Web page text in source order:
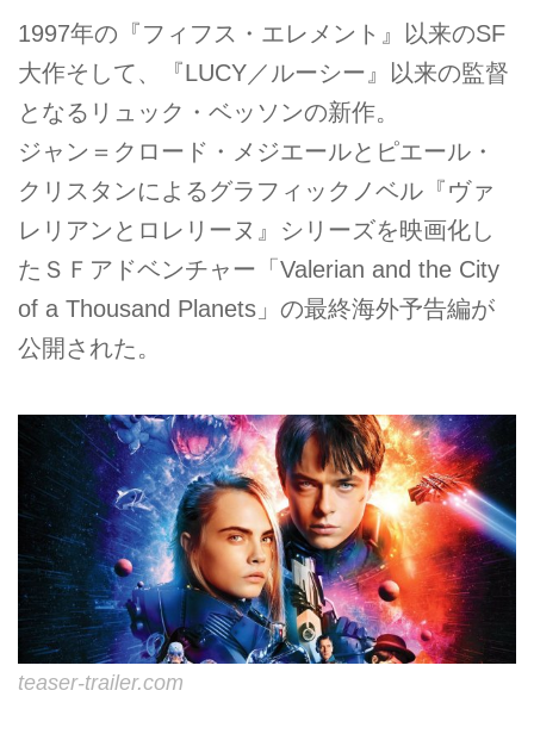
1997年の『フィフス・エレメント』以来のSF
大作そして、『LUCY／ルーシー』以来の監督
となるリュック・ベッソンの新作。
ジャン＝クロード・メジエールとピエール・
クリスタンによるグラフィックノベル『ヴァ
レリアンとロレリーヌ』シリーズを映画化し
たＳＦアドベンチャー「Valerian and the City
of a Thousand Planets」の最終海外予告編が
公開された。
teaser-trailer.com